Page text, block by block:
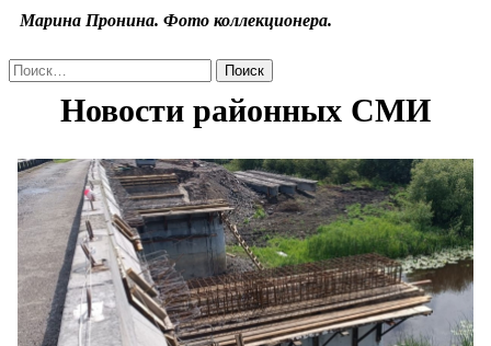
Марина Пронина. Фото коллекционера.
Найти: